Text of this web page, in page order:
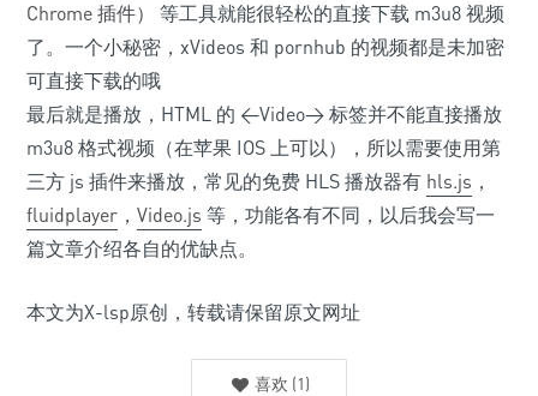
Chrome 插件）
等工具就能很轻松的直接下载 m3u8 视频
了。一个小秘密，xVideos 和 pornhub 的视频都是未加密
可直接下载的哦
最后就是播放，HTML 的 <Video> 标签并不能直接播放
m3u8 格式视频（在苹果 IOS 上可以），所以需要使用第
三方 js 插件来播放，常见的免费 HLS 播放器有 hls.js ，
fluidplayer ， Video.js 等，功能各有不同，以后我会写一
篇文章介绍各自的优缺点。
本文为X-lsp原创，转载请保留原文网址
喜欢 (1)